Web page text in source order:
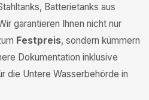
Batterietanks aus
garantieren Ihnen nicht nur
Festpreis, sondern kümmern
Dokumentation inklusive
die Untere Wasserbehörde in